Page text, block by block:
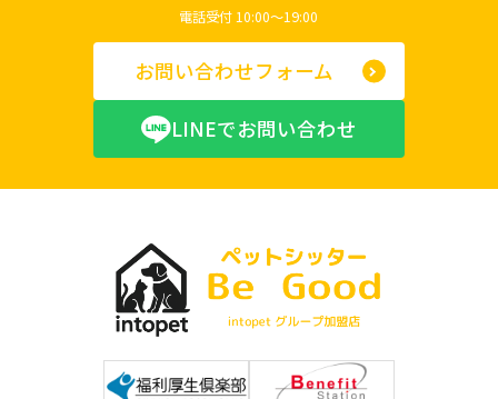
電話受付 10:00〜19:00
お問い合わせフォーム
LINEでお問い合わせ